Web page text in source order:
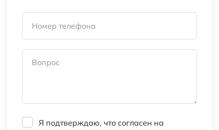
Номер телефона
Вопрос
Я подтверждаю, что согласен на